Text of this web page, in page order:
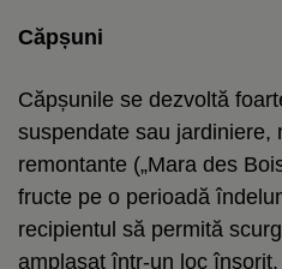
Căpșuni
Căpșunile se dezvoltă
suspendate sau jardiniere,
remontante („Mara des
fructe pe o perioadă
recipientul să permită
amplasat într-un loc însorit.